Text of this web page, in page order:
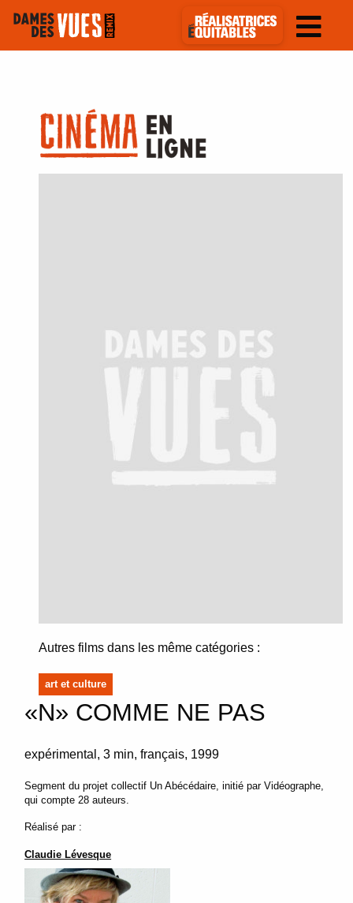
Autres films dans les même catégories :
art et culture
«N» COMME NE PAS
expérimental 3 min français 1999
Segment du projet collectif Un Abécédaire, initié par Vidéographe,
qui compte 28 auteurs.
Réalisé par :
Claudie Lévesque